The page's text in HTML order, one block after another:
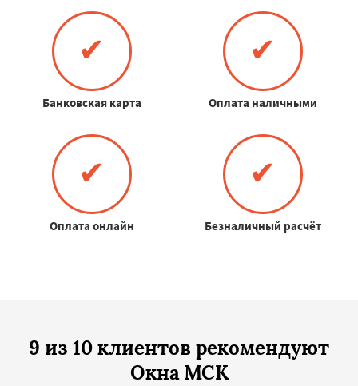
✔
Банковская карта
✔
Оплата наличными
✔
Оплата онлайн
✔
Безналичный расчёт
9 из 10 клиентов рекомендуют
Окна МСК